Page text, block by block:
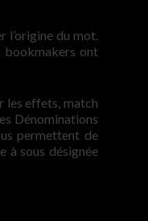
l’origine du mot.
bookmakers ont
les effets, match
Dénominations
permettent de
à sous désignée